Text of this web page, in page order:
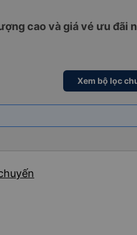
cao và giá vé ưu đãi
Xem bộ lọc